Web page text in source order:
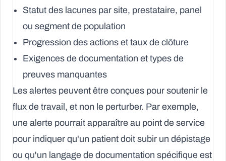
Statut des lacunes par site, prestataire, panel
ou segment de population
Progression des actions et taux de clôture
Exigences de documentation et types de
preuves manquantes
Les alertes peuvent être conçues pour soutenir le
flux de travail, et non le perturber. Par exemple,
une alerte pourrait apparaître au point de service
pour indiquer qu'un patient doit subir un dépistage
ou qu'un langage de documentation spécifique est